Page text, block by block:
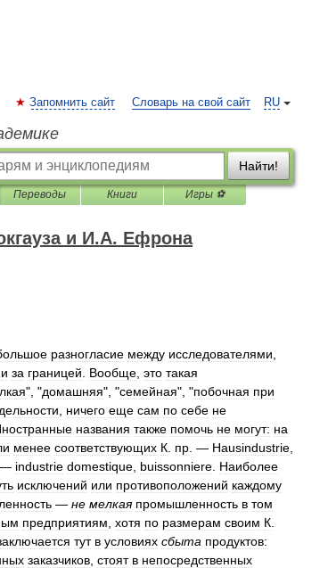
RU
Запомнить сайт Словарь на свой сайт
Найти!
Переводы Книги Игры ⚽
и И.А. Ефрона
разногласие между исследователями
и за границей Вообще это такая
", "домашняя", "семейная", "побочная при
ничего еще сам по себе не
названия также помочь не могут: на
менее соответствующих К пр . — Hausindustrie
— industrie domestique buissonniere Наиболее
исключений или противоположений каждому
— не мелкая промышленность в том
предприятиям хотя по размерам своим К
тут в условиях сбыта продуктов:
заказчиков стоят в непосредственных